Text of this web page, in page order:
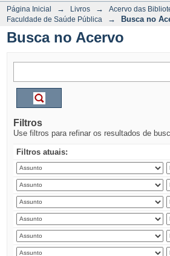
Página Inicial → Livros → Acervo das
Faculdade de Saúde Pública
→ Busca no
Busca no Acervo
Filtros
Use filtros para refinar os resultados de
Filtros atuais: